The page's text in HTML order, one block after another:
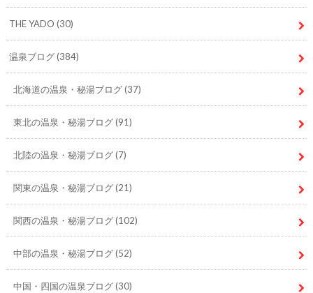
THE YADO (30)
温泉ブログ(384)
北海道の温泉・秘湯ブログ(37)
東北の温泉・秘湯ブログ(91)
北陸の温泉・秘湯ブログ(7)
関東の温泉・秘湯ブログ(21)
関西の温泉・秘湯ブログ(102)
中部の温泉・秘湯ブログ(52)
中国・四国の温泉ブログ(30)